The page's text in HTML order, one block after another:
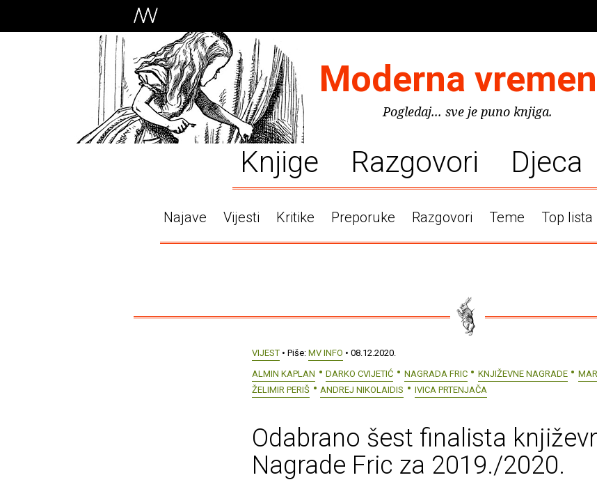
Moderna
Pogledaj... sve je puno knjiga.
Knjige Razgovori Djeca
Najave Vijesti Kritike Preporuke Razgovori Teme Top lista
VIJEST • Piše: MV INFO • 08.12.2020.
ALMIN KAPLAN
DARKO CVIJETIĆ NAGRADA FRIC KNJIŽEVNE NAGRADE
ŽELIMIR PERIŠ
ANDREJ NIKOLAIDIS IVICA PRTENJAČA
Odabrano šest finalista
Nagrade Fric za 2019./2020.